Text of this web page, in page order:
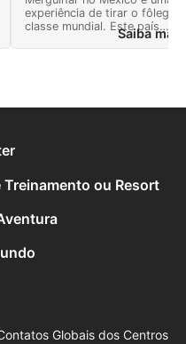
experiência de tirar o fôlego,
classe mundial. Este país
oferece muitas aventuras e
paisagem cheia de maravilhas
Saiba
ou Resort
Globais dos Centros